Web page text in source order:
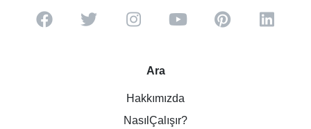
Ara
Hakkımızda
NasılÇalışır?